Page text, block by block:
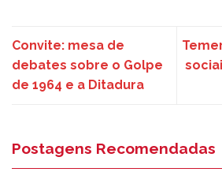
Convite: mesa de
debates sobre o Golpe
de 1964 e a Ditadura
Postagens Recomendadas